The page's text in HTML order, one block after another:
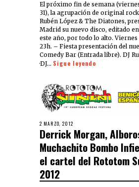
El próximo fin de semana
31), la agrupación de original
Rubén López & The Diatones,
Madrid su nuevo disco, editado
este año, por todo lo alto.
23h. – Fiesta presentación del
Comedy Bar (Entrada libre). DJ
·DJ… Sigue leyendo
2 MARZO, 2012
Derrick Morgan,
Muchachito Bombo
el cartel del Rototom
2012